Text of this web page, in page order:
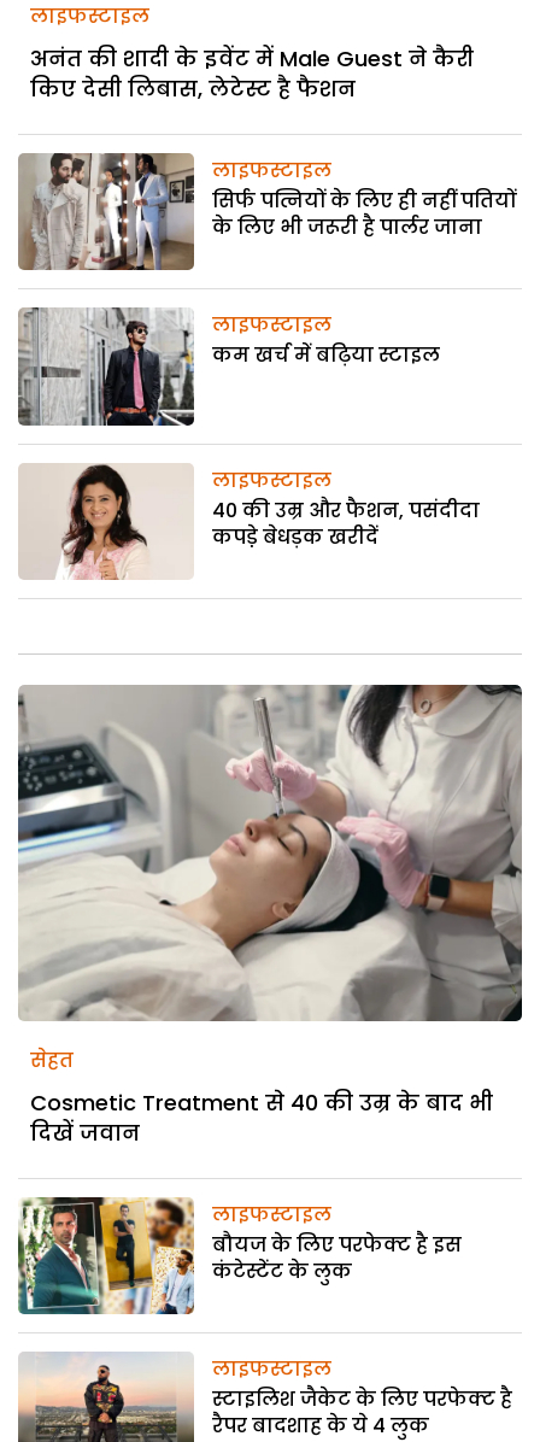
लाइफस्टाइल
अनंत की शादी के इवेंट में Male Guest ने कैरी
किए देसी लिबास, लेटेस्ट है फैशन
लाइफस्टाइल
सिर्फ पत्नियों के लिए ही नहीं पतियों
के लिए भी जरूरी है पार्लर जाना
लाइफस्टाइल
कम खर्च में बढ़िया स्टाइल
लाइफस्टाइल
40 की उम्र और फैशन, पसंदीदा
कपडे़ बेधड़क खरीदें
सेहत
Cosmetic Treatment से 40 की उम्र के बाद भी
दिखें जवान
लाइफस्टाइल
बौयज के लिए परफेक्ट है इस
कंटेस्टेंट के लुक
लाइफस्टाइल
स्टाइलिश जैकेट के लिए परफेक्ट है
रैपर बादशाह के ये 4 लुक